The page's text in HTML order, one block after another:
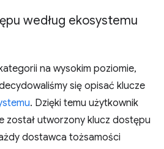
według ekosystemu
na wysokim poziomie,
się opisać klucze
. Dzięki temu użytkownik
został utworzony klucz dostępu
dostawca tożsamości